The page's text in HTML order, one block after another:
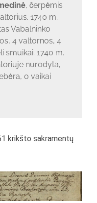
, čerpėmis
1740 m.
Vabalninko
4 valtornos, 4
smuikai. 1740 m.
nurodyta,
o vaikai
krikšto sakramentų